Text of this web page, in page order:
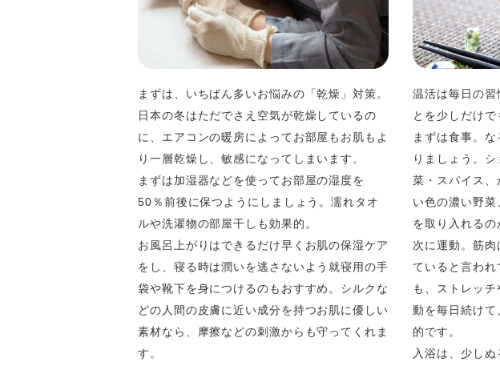
まずは、いちばん多いお悩みの「乾燥」対策。
日本の冬はただでさえ空気が乾燥しているの
に、エアコンの暖房によってお部屋もお肌もよ
り一層乾燥し、敏感になってしまいます。
まずは加湿器などを使ってお部屋の湿度を
50％前後に保つようにしましょう。濡れタオ
ルや洗濯物の部屋干しも効果的。
お風呂上がりはできるだけ早くお肌の保湿ケア
をし、寝る時は潤いを逃さないよう就寝用の手
袋や靴下を身につけるのもおすすめ。シルクな
どの人間の皮膚に近い成分を持つお肌に優しい
素材なら、摩擦などの刺激からも守ってくれま
す。
温活は毎日の習
とを少しだけで
まずは食事。
りましょう。
菜・スパイス、
い色の濃い野
を取り入れるの
次に運動。筋
ていると言われ
も、ストレッ
動を毎日続け
的です。
入浴は、少し